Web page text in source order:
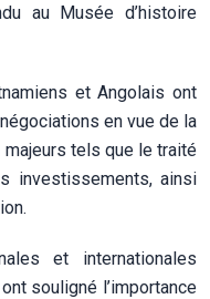
au Musée d’histoire
et Angolais ont
en vue de la
majeurs tels que le traité
investissements, ainsi
et internationales
souligné l’importance